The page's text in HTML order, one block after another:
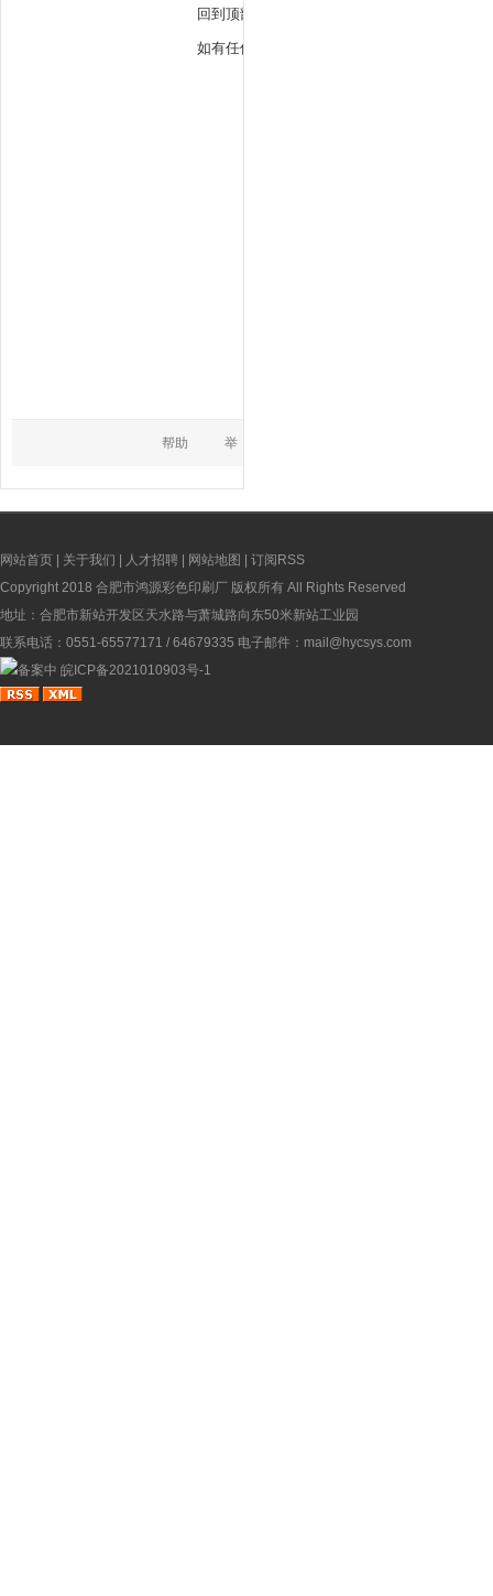
网站首页 关于我们 人才招聘 网站地图
订阅RSS
Copyright 2018 合肥市鸿源彩色印刷厂 版权所有 All Rights Reserved
地址：合肥市新站开发区天水路与萧城路向东50米新站工业园
联系电话：0551-65577171 / 64679335 电子邮件：mail@hycsys.com
备案中 皖ICP备2021010903号-1